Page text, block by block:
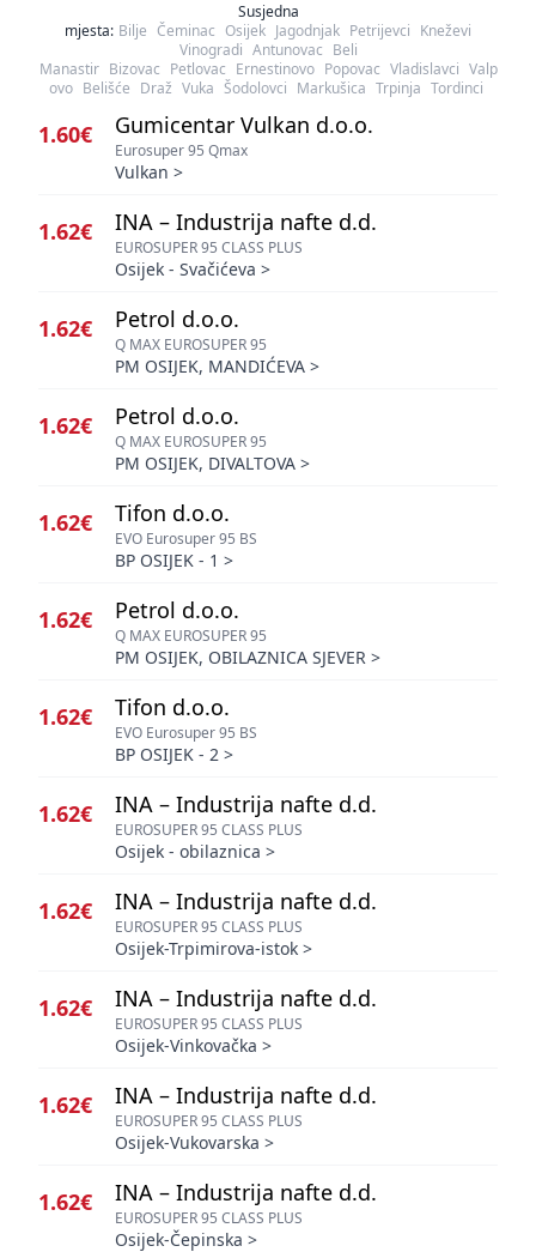
Susjedna
mjesta: Bilje Čeminac Osijek Jagodnjak Petrijevci Kneževi
Vinogradi Antunovac Beli
Manastir Bizovac Petlovac Ernestinovo Popovac Vladislavci Valp
ovo Belišće Draž Vuka Šodolovci Markušica Trpinja Tordinci
1.60€ Gumicentar Vulkan d.o.o.
Eurosuper 95 Qmax
Vulkan >
1.62€ INA – Industrija nafte d.d.
EUROSUPER 95 CLASS PLUS
Osijek - Svačićeva >
1.62€ Petrol d.o.o.
Q MAX EUROSUPER 95
PM OSIJEK, MANDIĆEVA >
1.62€ Petrol d.o.o.
Q MAX EUROSUPER 95
PM OSIJEK, DIVALTOVA >
1.62€ Tifon d.o.o.
EVO Eurosuper 95 BS
BP OSIJEK - 1 >
1.62€ Petrol d.o.o.
Q MAX EUROSUPER 95
PM OSIJEK, OBILAZNICA SJEVER >
1.62€ Tifon d.o.o.
EVO Eurosuper 95 BS
BP OSIJEK - 2 >
1.62€ INA – Industrija nafte d.d.
EUROSUPER 95 CLASS PLUS
Osijek - obilaznica >
1.62€ INA – Industrija nafte d.d.
EUROSUPER 95 CLASS PLUS
Osijek-Trpimirova-istok >
1.62€ INA – Industrija nafte d.d.
EUROSUPER 95 CLASS PLUS
Osijek-Vinkovačka >
1.62€ INA – Industrija nafte d.d.
EUROSUPER 95 CLASS PLUS
Osijek-Vukovarska >
1.62€ INA – Industrija nafte d.d.
EUROSUPER 95 CLASS PLUS
Osijek-Čepinska >